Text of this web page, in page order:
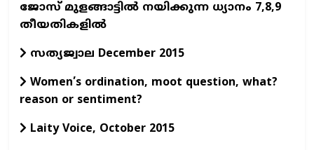
ജോസ് മുളങ്ങാട്ടില്‍ നയിക്കുന്ന ധ്യാനം 7,8,9
തീയതികളില്‍
സത്യജ്വാല December 2015
Women’s ordination, moot question, what?
reason or sentiment?
Laity Voice, October 2015